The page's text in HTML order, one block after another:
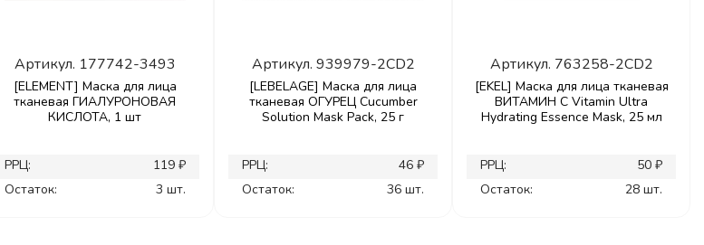
Артикул. 177742-3493
[ELEMENT] Маска для лица
тканевая ГИАЛУРОНОВАЯ
КИСЛОТА, 1 шт
РРЦ:
119 ₽
Остаток:
3 шт.
Артикул. 939979-2CD2
[LEBELAGE] Маска для лица
тканевая ОГУРЕЦ Cucumber
Solution Mask Pack, 25 г
РРЦ:
46 ₽
Остаток:
36 шт.
Артикул. 763258-2CD2
[EKEL] Маска для лица тканевая
ВИТАМИН С Vitamin Ultra
Hydrating Essence Mask, 25 мл
РРЦ:
50 ₽
Остаток:
28 шт.